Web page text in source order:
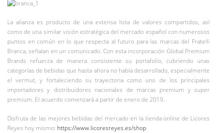
La alianza es producto de una extensa lista de valores compartidos, así
como de una similar visión estratégica del mercado español con numerosos
puntos en común en lo que respecta al futuro para las marcas del Fratelli
Branca, señalan en un comunicado. Con esta incorporación Global Premium
Brands refuerza de manera consistente su portafolio, cubriendo unas
categorías de bebidas que hasta ahora no había desarrollado, especialmente
el vermut, y fortaleciendo su trayectoria como uno de los principales
importadores y distribuidores nacionales de marcas premium y super
premium. El acuerdo comenzará a partir de enero de 2019.
Disfruta de las mejores bebidas del mercado en la tienda online de Licores
Reyes hoy mismo: https://www.licoresreyes.es/shop